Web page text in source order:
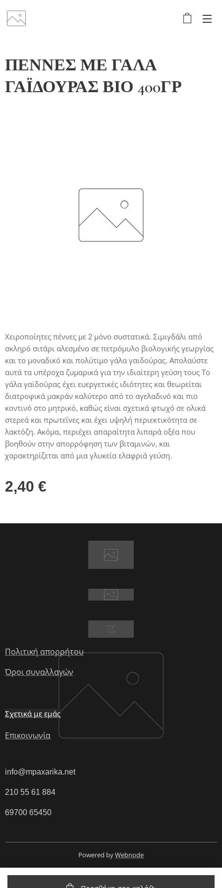
ΠΕΝΝΕΣ ΜΕ ΓΑΛΑ
ΓΑΪΔΟΥΡΑΣ ΒΙΟ 400ΓΡ
Χειροποίητες πέννες με 2 μόνο συστατικά. Σιμιγδάλι από
σκληρό σιτάρι αλεσμένο σε πετρόμυλο βιολογικής γεωργίας
και το μοναδικό και πολύτιμο γάλα γαιδούρας. Απολαύστε
αυτά τα υπέροχα ζυμαρικά για την ιδιαίτερη γεύση τους Το
γάλα γαϊδούρας έχει ευεργετικές ιδιότητες και θεωρείται
διατροφικά μακράν καλύτερο από το αγελαδινό και πιο
κοντινό στο μητρικό, καθώς είναι σχετικά φτωχό σε ολικά
στερεά και πρωτεΐνες και έχει υψηλή περιεκτικότητα σε
λακτόζη. Ακόμα, περιέχει απαραίτητα λιπαρά οξέα που
βοηθούν στην απορρόφηση των βιταμινών, και
χαρακτηρίζεται από μια γλυκεία ελαφριά γεύση.
2,40 €
Πολιτική απορρήτου
Όροι συναλλαγών
Σχετικά με εμάς
Επικοινωνία
info@mpaxarika.net
210 55 61 884
69700 65450
Powered byWebnode